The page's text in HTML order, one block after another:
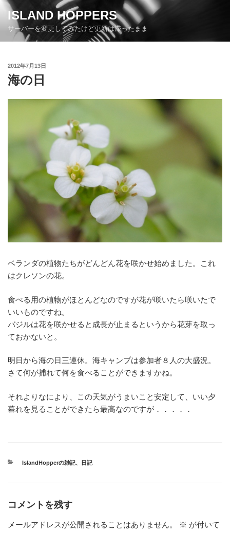
ン
ISLAND HOPPERS
サーバーを変更してみたけど更新は滞ったまま
投
稿
日:
2012年7月13日
海の日
ベランダの植物たちがどんどん花を咲かせ始めました。これ
はクレソンの花。
食べる用の植物がほとんどなのですが花が咲いたら咲いたで
いいものですね。
バジルは花を咲かせると成長が止まるというから花芽を取っ
ておかないと。
明日から海の日三連休。海キャンプは参加者８人の大盛況。
さて何が捕れて何を食べることができますかね。
それよりなにより、この天気がうまいこと安定して、いい夕
暮れを見ることができたら最高なのですが．．．．．
カ
IslandHopperの雑記、 日記
コメントを残す
メールアドレスが公開されることはありません。 ※ が付いて